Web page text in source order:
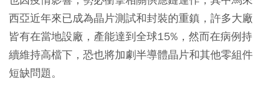
西亞近年來已成為晶片測試和封裝的重鎮，許多大廠
皆有在當地設廠，產能達到全球15%，然而在病例持
續維持高檔下，恐也將加劇半導體晶片和其他零組件
短缺問題。